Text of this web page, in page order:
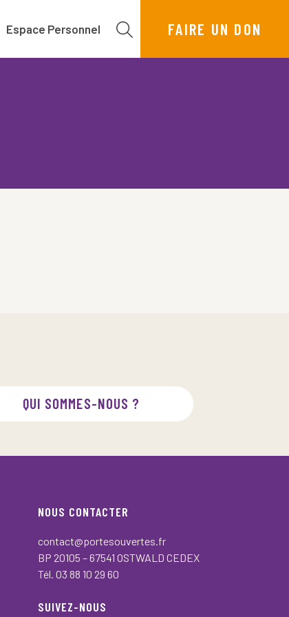
Espace Personnel FAIRE UN DON
QUI SOMMES-NOUS ?
NOUS CONTACTER
contact@portesouvertes.fr
BP 20105 – 67541 OSTWALD CEDEX
Tél. 03 88 10 29 60
SUIVEZ-NOUS